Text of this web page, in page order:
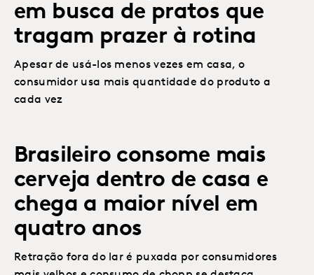
em busca de pratos que
tragam prazer à rotina
Apesar de usá-los menos vezes em casa, o
consumidor usa mais quantidade do produto a
cada vez
Brasileiro consome mais
cerveja dentro de casa e
chega a maior nível em
quatro anos
Retração fora do lar é puxada por consumidores